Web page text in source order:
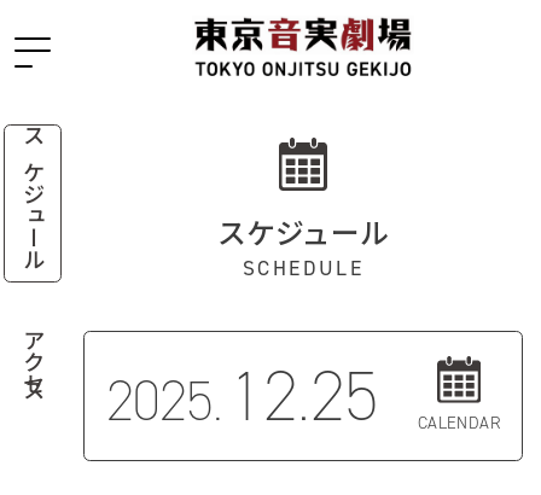
スケジュール
アクセス
スケジュール
SCHEDULE
2025. 12.25 CALENDAR